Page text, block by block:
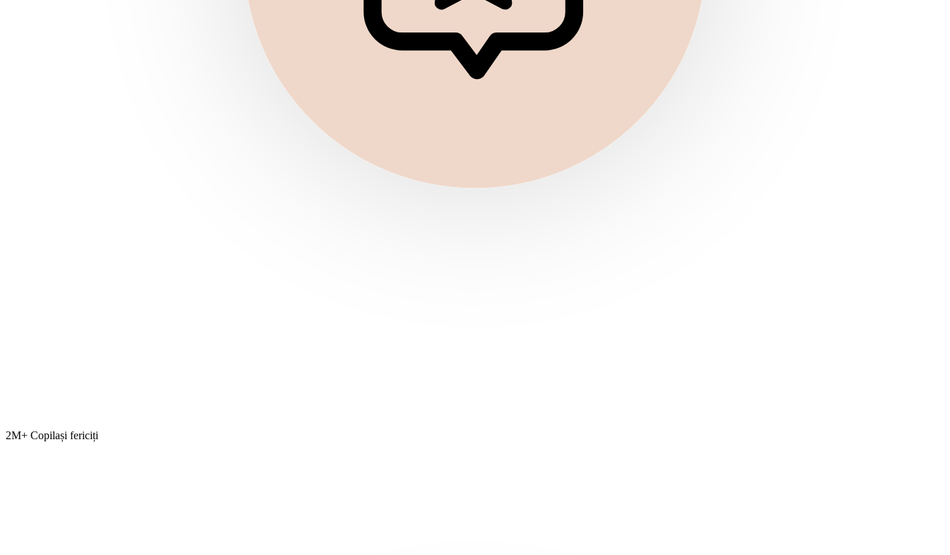
2M+ Copilași fericiți